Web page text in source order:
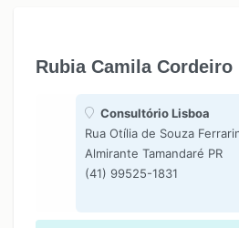
Rubia Camila Cordeiro
Consultório Lisboa
Rua Otília de Souza
Almirante Tamandaré PR
(41) 99525-1831